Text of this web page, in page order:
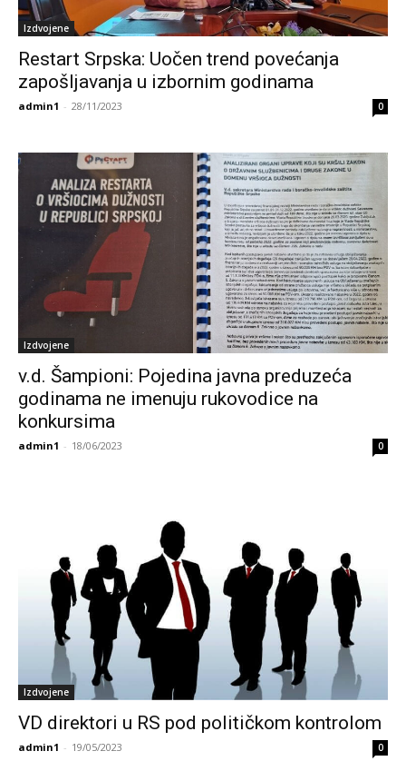
Izdvojene
Restart Srpska: Uočen trend povećanja
zapošljavanja u izbornim godinama
admin1 - 28/11/2023 0
Izdvojene
v.d. Šampioni: Pojedina javna preduzeća
godinama ne imenuju rukovodice na
konkursima
admin1 - 18/06/2023 0
Izdvojene
VD direktori u RS pod političkom kontrolom
admin1 - 19/05/2023 0